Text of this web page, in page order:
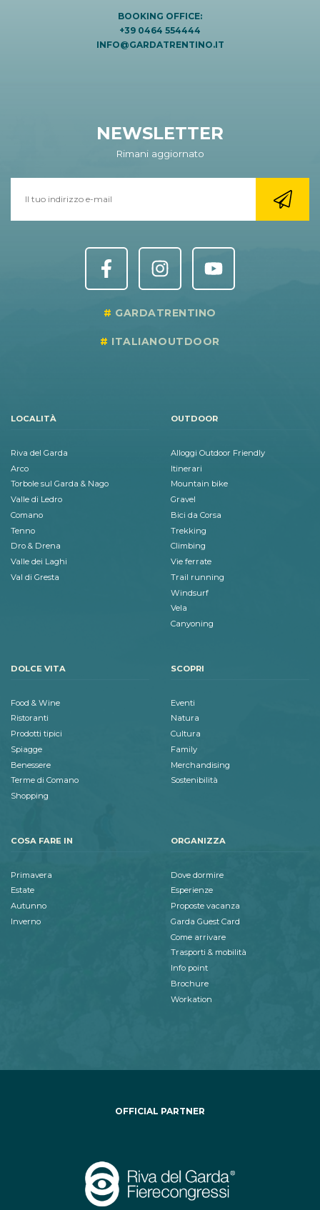
BOOKING OFFICE:
+39 0464 554444
INFO@GARDATRENTINO.IT
NEWSLETTER
Rimani aggiornato
GARDATRENTINO
ITALIANOUTDOOR
LOCALITÀ
Riva del Garda
Arco
Torbole sul Garda & Nago
Valle di Ledro
Comano
Tenno
Dro & Drena
Valle dei Laghi
Val di Gresta
OUTDOOR
Alloggi Outdoor Friendly
Itinerari
Mountain bike
Gravel
Bici da Corsa
Trekking
Climbing
Vie ferrate
Trail running
Windsurf
Vela
Canyoning
DOLCE VITA
Food & Wine
Ristoranti
Prodotti tipici
Spiagge
Benessere
Terme di Comano
Shopping
SCOPRI
Eventi
Natura
Cultura
Family
Merchandising
Sostenibilità
COSA FARE IN
Primavera
Estate
Autunno
Inverno
ORGANIZZA
Dove dormire
Esperienze
Proposte vacanza
Garda Guest Card
Come arrivare
Trasporti & mobilità
Info point
Brochure
Workation
OFFICIAL PARTNER